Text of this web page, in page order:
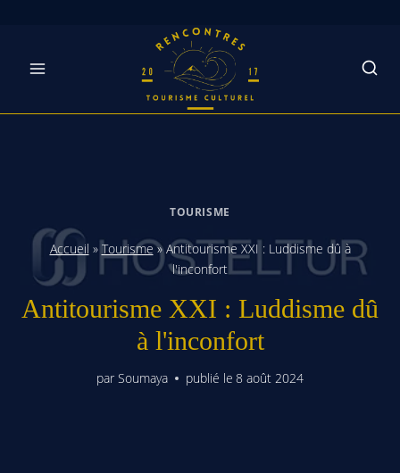
TOURISME
Accueil » Tourisme»Antitourisme XXI : Luddisme dû à
l'inconfort
Antitourisme XXI : Luddisme dû
à l'inconfort
par Soumaya publié le 8 août 2024